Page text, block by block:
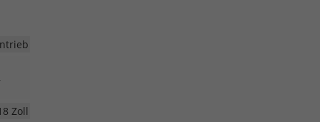
Zoll